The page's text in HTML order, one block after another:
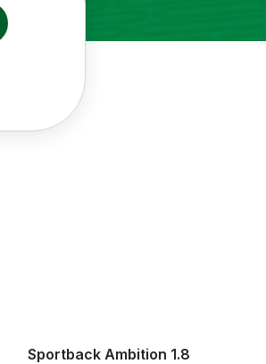
Sportback Ambition 1.8